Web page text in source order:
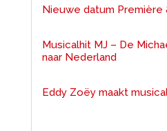
Nieuwe datum Première
Musicalhit MJ – De
naar Nederland
Eddy Zoëy maakt